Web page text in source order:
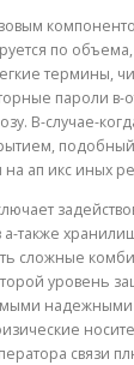
по
термины,
пароли
В-случае-
ап икс иных
также
сложные
уровень
надежными
связи